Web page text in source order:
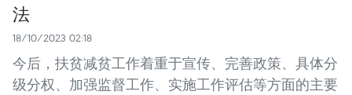
法
18/10/2023 02:18
今后，扶贫减贫工作着重于宣传、完善政策、具体分
级分权、加强监督工作、实施工作评估等方面的主要